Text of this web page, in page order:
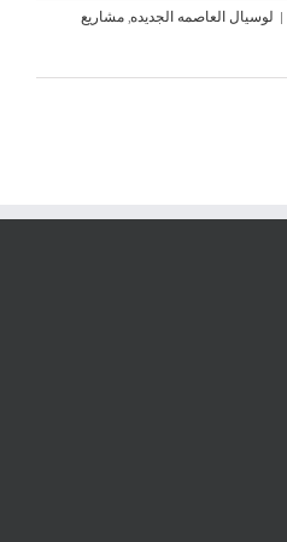
| لوسيال العاصمه الجديده مشاريع